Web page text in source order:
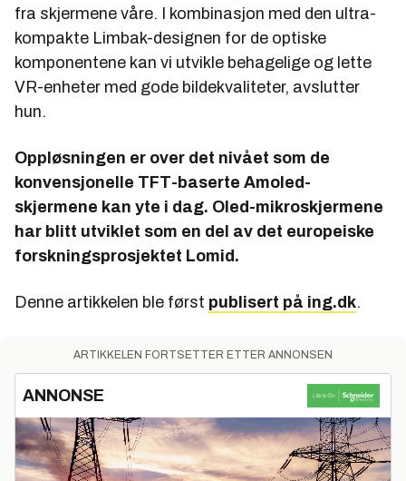
fra skjermene våre. I kombinasjon med den ultra-
kompakte Limbak-designen for de optiske
komponentene kan vi utvikle behagelige og lette
VR-enheter med gode bildekvaliteter, avslutter
hun.
Oppløsningen er over det nivået som de
konvensjonelle TFT-baserte Amoled-
skjermene kan yte i dag. Oled-mikroskjermene
har blitt utviklet som en del av det europeiske
forskningsprosjektet Lomid.
Denne artikkelen ble først publisert på ing.dk.
ARTIKKELEN FORTSETTER ETTER ANNONSEN
ANNONSE